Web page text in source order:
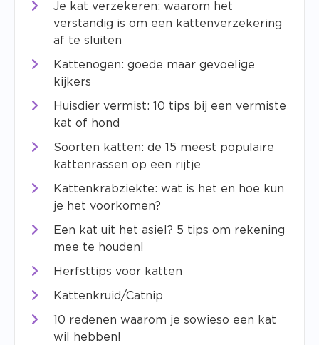
Je kat verzekeren: waarom het
verstandig is om een kattenverzekering
af te sluiten
Kattenogen: goede maar gevoelige
kijkers
Huisdier vermist: 10 tips bij een vermiste
kat of hond
Soorten katten: de 15 meest populaire
kattenrassen op een rijtje
Kattenkrabziekte: wat is het en hoe kun
je het voorkomen?
Een kat uit het asiel? 5 tips om rekening
mee te houden!
Herfsttips voor katten
Kattenkruid/Catnip
10 redenen waarom je sowieso een kat
wil hebben!